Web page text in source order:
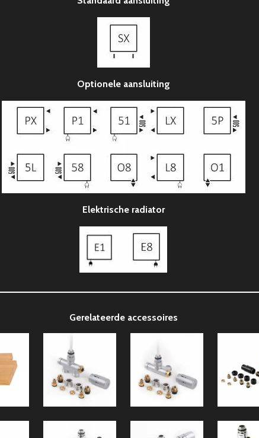
Optionele aansluiting
Elektrische radiator
Gerelateerde accessoires